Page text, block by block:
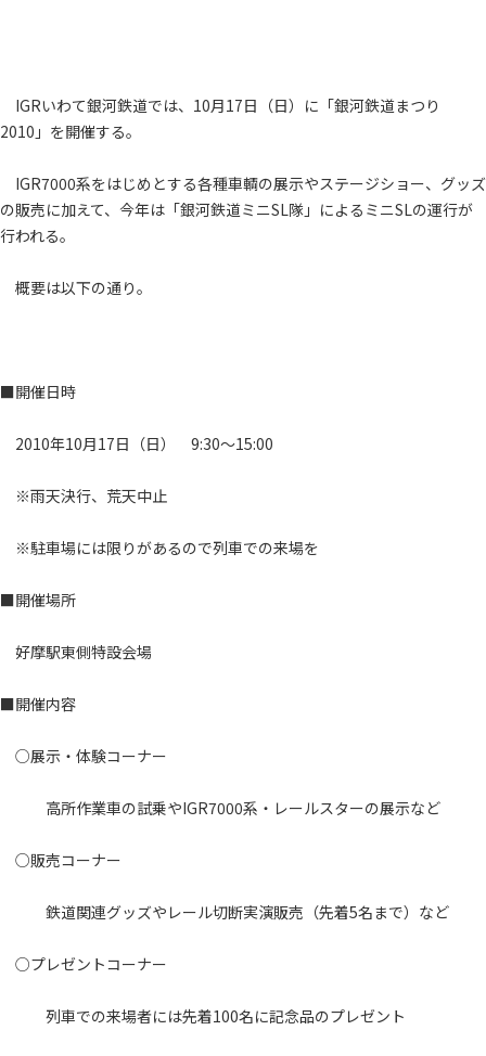
IGRいわて銀河鉄道では、10月17日（日）に「銀河鉄道まつり
2010」を開催する。
IGR7000系をはじめとする各種車輌の展示やステージショー、グッズ
の販売に加えて、今年は「銀河鉄道ミニSL隊」によるミニSLの運行が
行われる。
概要は以下の通り。
■開催日時
2010年10月17日（日） 9:30～15:00
※雨天決行、荒天中止
※駐車場には限りがあるので列車での来場を
■開催場所
好摩駅東側特設会場
■開催内容
○展示・体験コーナー
高所作業車の試乗やIGR7000系・レールスターの展示など
○販売コーナー
鉄道関連グッズやレール切断実演販売（先着5名まで）など
○プレゼントコーナー
列車での来場者には先着100名に記念品のプレゼント